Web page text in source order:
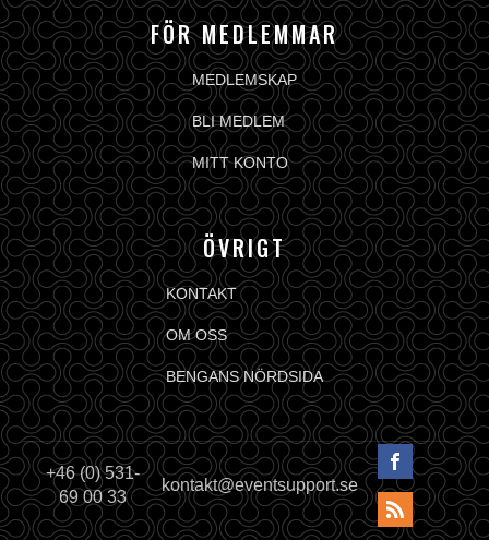
FÖR MEDLEMMAR
MEDLEMSKAP
BLI MEDLEM
MITT KONTO
ÖVRIGT
KONTAKT
OM OSS
BENGANS NÖRDSIDA
+46 (0) 531-
69 00 33
kontakt@eventsupport.se